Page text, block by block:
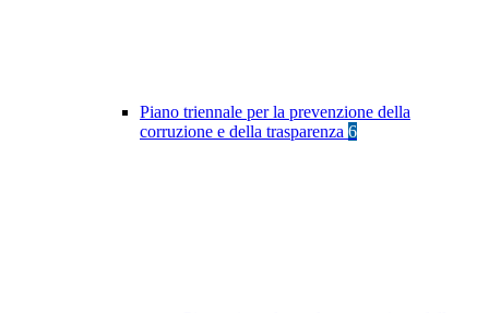
Piano triennale per la prevenzione della
corruzione e della trasparenza 6